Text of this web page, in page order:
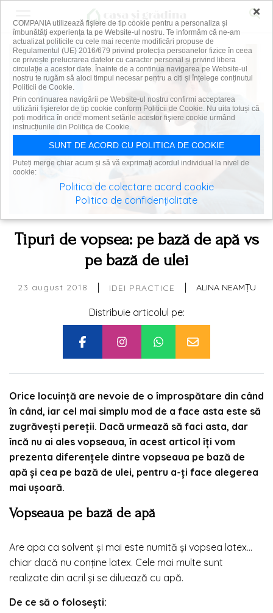
Tipuri de vopsea: pe bază de apă vs
pe bază de ulei
23 august 2018 | IDEI PRACTICE | ALINA NEAMȚU
Distribuie articolul pe:
Orice locuință are nevoie de o împrospătare din când
în când, iar cel mai simplu mod de a face asta este să
zugrăvești pereții. Dacă urmează să faci asta, dar
încă nu ai ales vopseaua, în acest articol îți vom
prezenta diferențele dintre vopseaua pe bază de
apă și cea pe bază de ulei, pentru a-ți face alegerea
mai ușoară.
Vopseaua pe bază de apă
Are apa ca solvent și mai este numită și vopsea latex…
chiar dacă nu conține latex. Cele mai multe sunt
realizate din acril și se diluează cu apă.
De ce să o folosești:
×
COMPANIA utilizează fişiere de tip cookie pentru a personaliza și
îmbunătăți experiența ta pe Website-ul nostru. Te informăm că ne-am
actualizat politicile cu cele mai recente modificări propuse de
Regulamentul (UE) 2016/679 privind protecția persoanelor fizice în ceea
ce privește prelucrarea datelor cu caracter personal și privind libera
circulație a acestor date. Înainte de a continua navigarea pe Website-ul
nostru te rugăm să aloci timpul necesar pentru a citi și înțelege conținutul
Politicii de Cookie.
Prin continuarea navigării pe Website-ul nostru confirmi acceptarea
utilizării fişierelor de tip cookie conform Politicii de Cookie. Nu uita totuși că
poți modifica în orice moment setările acestor fişiere cookie urmând
instrucțiunile din Politica de Cookie.
SUNT DE ACORD CU POLITICA DE COOKIE
Puteți merge chiar acum și să vă exprimați acordul individual la nivel de
cookie:
Politica de colectare acord cookie
Politica de confidențialitate